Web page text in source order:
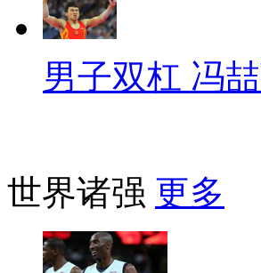
男子双杠 冯
世界诸强 更多